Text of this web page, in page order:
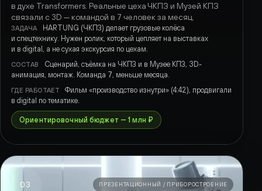
в духе Transformers. Реальные цеха ЧКПЗ и Музей КПЗ
связали с 3D — командой в 7 человек за месяц.
ЗАДАЧА
HARTUNG (ЧКПЗ) делает грузовые колёса
и спецтехнику. Нужен ролик, который цепляет на выставках
и в digital, а не сухая экскурсия по цехам.
СОСТАВ
Сценарий, съёмка на ЧКПЗ и в Музее КПЗ, 3D-
анимация, монтаж. Команда 7, меньше месяца.
ГДЕ РАБОТАЕТ
Фильм «производство изнутри» (4:42), продвигали
в digital по тематике.
Ориентировочный бюджет — 1 млн ₽
03 ПРЕЗЕНТАЦИОННЫЙ / ПРИБОРОСТРОЕНИЕ